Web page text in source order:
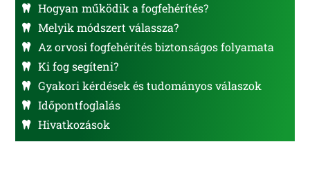
Hogyan működik a fogfehérítés?
Melyik módszert válassza?
Az orvosi fogfehérítés biztonságos folyamata
Ki fog segíteni?
Gyakori kérdések és tudományos válaszok
Időpontfoglalás
Hivatkozások